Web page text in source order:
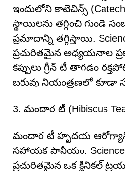
ఇందులోని కాటెచిన్స్
స్థాయిలను తగ్గించి గుండె
ప్రమాదాన్ని తగ్గిస్తాయి.
ప్రచురితమైన అధ్యయనాల
కప్పులు గ్రీన్ టీ తాగడం
బరువు నియంత్రణలో కూడా
3. మందార టీ (Hibiscus
మందార టీ హృదయ
సహాయక పానీయం. Science
ప్రచురితమైన ఒక క్లినికల్